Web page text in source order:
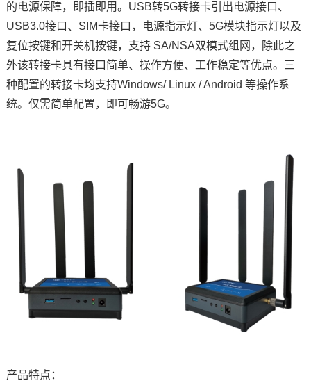
的电源保障，即插即用。USB转5G转接卡引出电源接口、
USB3.0接口、SIM卡接口，电源指示灯、5G模块指示灯以及
复位按键和开关机按键，支持 SA/NSA双模式组网，除此之
外该转接卡具有接口简单、操作方便、工作稳定等优点。三
种配置的转接卡均支持Windows/ Linux / Android 等操作系
统。仅需简单配置，即可畅游5G。
产品特点：